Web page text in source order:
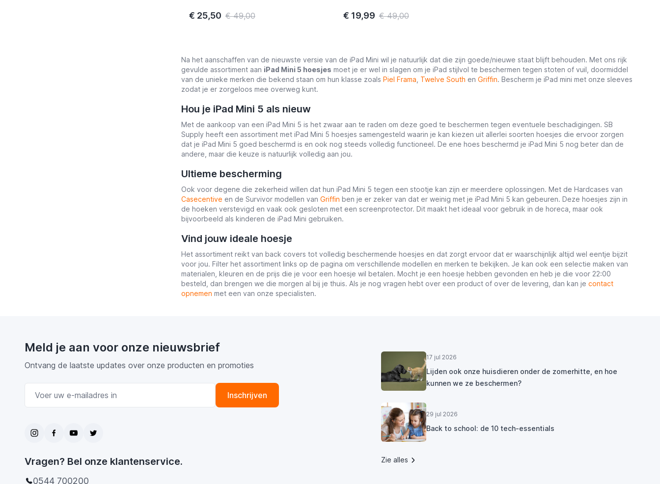
€ 25,50 € 49,00 € 19,99 € 49,00
Na het aanschaffen van de nieuwste versie van de iPad Mini wil je natuurlijk dat die zijn goede/nieuwe staat blijft behouden. Met ons rijk
gevulde assortiment aan iPad Mini 5 hoesjes moet je er wel in slagen om je iPad stijlvol te beschermen tegen stoten of vuil, doormiddel
van de unieke merken die bekend staan om hun klasse zoals Piel Frama, Twelve South en Griffin. Bescherm je iPad mini met onze sleeves
zodat je er zorgeloos mee overweg kunt.
Hou je iPad Mini 5 als nieuw
Met de aankoop van een iPad Mini 5 is het zwaar aan te raden om deze goed te beschermen tegen eventuele beschadigingen. SB
Supply heeft een assortiment met iPad Mini 5 hoesjes samengesteld waarin je kan kiezen uit allerlei soorten hoesjes die ervoor zorgen
dat je iPad Mini 5 goed beschermd is en ook nog steeds volledig functioneel. De ene hoes beschermd je iPad Mini 5 nog beter dan de
andere, maar die keuze is natuurlijk volledig aan jou.
Ultieme bescherming
Ook voor degene die zekerheid willen dat hun iPad Mini 5 tegen een stootje kan zijn er meerdere oplossingen. Met de Hardcases van
Casecentive en de Survivor modellen van Griffin ben je er zeker van dat er weinig met je iPad Mini 5 kan gebeuren. Deze hoesjes zijn in
de hoeken verstevigd en vaak ook gesloten met een screenprotector. Dit maakt het ideaal voor gebruik in de horeca, maar ook
bijvoorbeeld als kinderen de iPad Mini gebruiken.
Vind jouw ideale hoesje
Het assortiment reikt van back covers tot volledig beschermende hoesjes en dat zorgt ervoor dat er waarschijnlijk altijd wel eentje bijzit
voor jou. Filter het assortiment links op de pagina om verschillende modellen en merken te bekijken. Je kan ook een selectie maken van
materialen, kleuren en de prijs die je voor een hoesje wil betalen. Mocht je een hoesje hebben gevonden en heb je die voor 22:00
besteld, dan brengen we die morgen al bij je thuis. Als je nog vragen hebt over een product of over de levering, dan kan je contact
opnemen met een van onze specialisten.
Meld je aan voor onze nieuwsbrief
Ontvang de laatste updates over onze producten en promoties
Inschrijven
Vragen? Bel onze klantenservice.
0544 700200
17 jul 2026
Lijden ook onze huisdieren onder de zomerhitte, en hoe
kunnen we ze beschermen?
29 jul 2026
Back to school: de 10 tech-essentials
Zie alles